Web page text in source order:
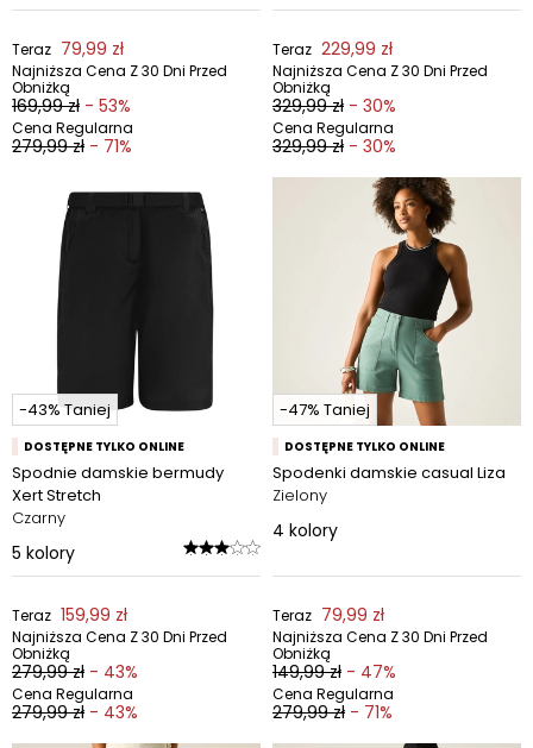
Teraz 79,99 zł
Najniższa Cena Z 30 Dni Przed
Obniżką
169,99 zł - 53%
Cena Regularna
279,99 zł - 71%
Teraz 229,99 zł
Najniższa Cena Z 30 Dni Przed
Obniżką
329,99 zł - 30%
Cena Regularna
329,99 zł - 30%
-43% Taniej
DOSTĘPNE TYLKO ONLINE
Spodnie damskie bermudy
Xert Stretch
Czarny
5 kolory
Teraz 159,99 zł
Najniższa Cena Z 30 Dni Przed
Obniżką
279,99 zł - 43%
Cena Regularna
279,99 zł - 43%
-47% Taniej
DOSTĘPNE TYLKO ONLINE
Spodenki damskie casual Liza
Zielony
4 kolory
Teraz 79,99 zł
Najniższa Cena Z 30 Dni Przed
Obniżką
149,99 zł - 47%
Cena Regularna
279,99 zł - 71%